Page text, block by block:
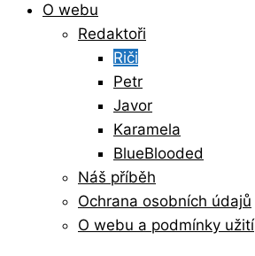
O webu
Redaktoři
Riči
Petr
Javor
Karamela
BlueBlooded
Náš příběh
Ochrana osobních údajů
O webu a podmínky užití